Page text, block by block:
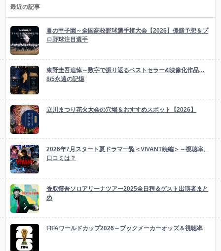
最近の記事
夏の甲子園～全国高校野球選手権大会【2026】優勝予想＆プ
ロ野球注目選手
東野圭吾追悼～数字で振り返るベストセラー&映像化作品…
8/5永遠の記憶
立川まつり花火大会の穴場＆おすすめスポット【2026】
2026年7月スタート夏ドラマ一覧＜VIVANT続編＞～視聴率、
口コミは？
香取慎吾ソロアリーナツアー2025全日程＆ゲスト出演者まと
め
FIFAワールドカップ2026～ブックメーカーオッズ＆視聴率